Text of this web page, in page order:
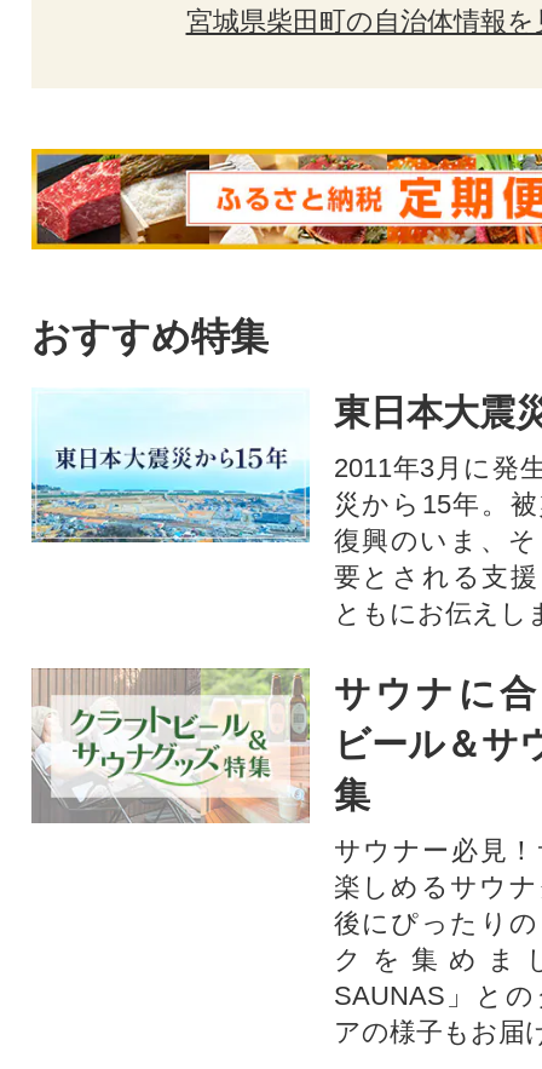
宮城県柴田町の自治体情報を
おすすめ特集
東日本大震
2011年3月に発
災から15年。
復興のいま、
要とされる支
ともにお伝えし
サウナに
ビール＆サ
集
サウナー必見
楽しめるサウ
後にぴったり
クを集めま
SAUNAS」と
アの様子もお届